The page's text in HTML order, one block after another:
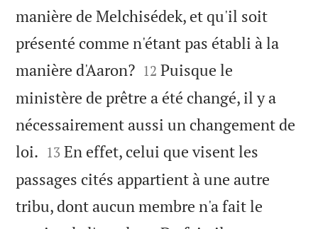
manière de Melchisédek, et qu'il soit
présenté comme n'étant pas établi à la
manière d'Aaron?
12 Puisque le
ministère de prêtre a été changé, il y a
nécessairement aussi un changement de
loi. 

13 En effet, celui que visent les
passages cités appartient à une autre
tribu, dont aucun membre n'a fait le